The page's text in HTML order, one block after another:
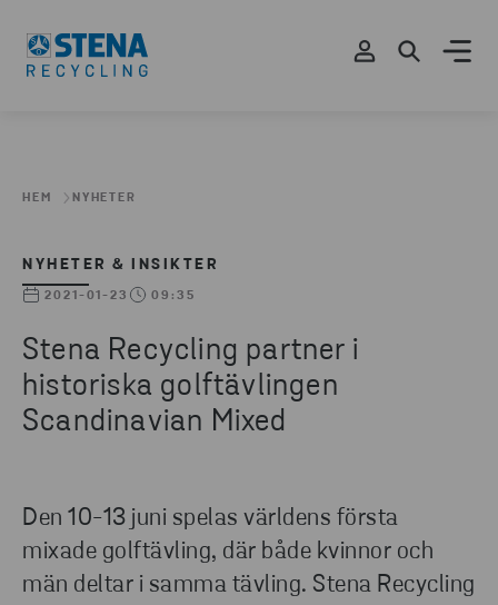
HEM NYHETER
NYHETER & INSIKTER
2021-01-23 09:35
Stena Recycling partner i
historiska golftävlingen
Scandinavian Mixed
Den 10-13 juni spelas världens första
mixade golftävling, där både kvinnor och
män deltar i samma tävling. Stena Recycling